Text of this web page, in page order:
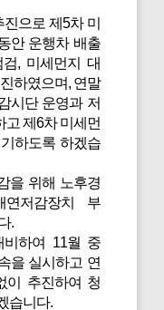
으로 제5차 미
안 운행차 배출
, 미세먼지 대
하였으며, 연말
시단 운영과 저
고 제6차 미세먼
하도록 하겠습
을 위해 노후경
저감장치 부
.
비하여 11월 중
을 실시하고 연
이 추진하여 청
습니다.